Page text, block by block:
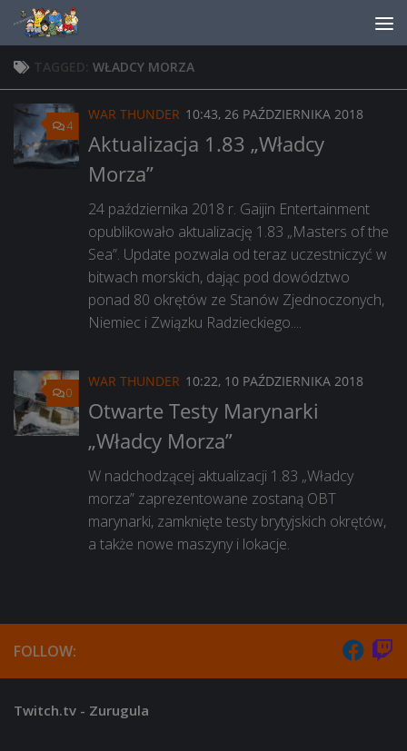
Skip to content
TAGGED: WŁADCY MORZA
4
WAR THUNDER 10:43, 26 PAŹDZIERNIKA 2018
Aktualizacja 1.83 „Władcy
Morza”
24 października 2018 r. Gaijin Entertainment
opublikowało aktualizację 1.83 „Masters of the
Sea”. Update pozwala od teraz uczestniczyć w
bitwach morskich, dając pod dowództwo
ponad 80 okrętów ze Stanów Zjednoczonych,
Niemiec i Związku Radzieckiego....
0
WAR THUNDER 10:22, 10 PAŹDZIERNIKA 2018
Otwarte Testy Marynarki
„Władcy Morza”
W nadchodzącej aktualizacji 1.83 „Władcy
morza” zaprezentowane zostaną OBT
marynarki, zamknięte testy brytyjskich okrętów,
a także nowe maszyny i lokacje.
FOLLOW:
Twitch.tv - Zurugula